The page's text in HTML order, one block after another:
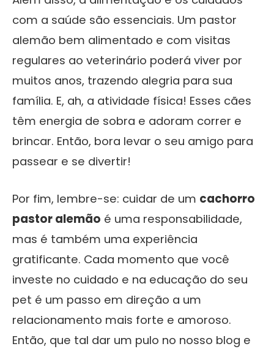
com a saúde são essenciais. Um pastor
alemão bem alimentado e com visitas
regulares ao veterinário poderá viver por
muitos anos, trazendo alegria para sua
família. E, ah, a atividade física! Esses cães
têm energia de sobra e adoram correr e
brincar. Então, bora levar o seu amigo para
passear e se divertir!
Por fim, lembre-se: cuidar de um cachorro
pastor alemão é uma responsabilidade,
mas é também uma experiência
gratificante. Cada momento que você
investe no cuidado e na educação do seu
pet é um passo em direção a um
relacionamento mais forte e amoroso.
Então, que tal dar um pulo no nosso blog e